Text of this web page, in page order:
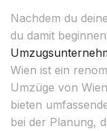
Nachdem du
du damit
Wien ist ein
Umzüge von
bieten
bei der Planung,